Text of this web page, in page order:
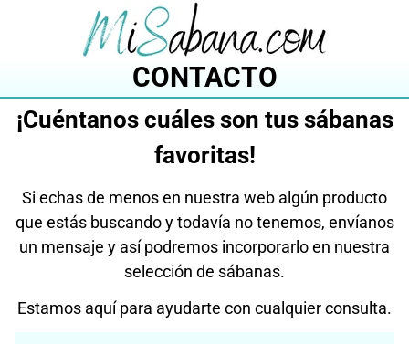
CONTACTO
¡Cuéntanos cuáles son tus sábanas
favoritas!
Si echas de menos en nuestra web algún producto
que estás buscando y todavía no tenemos, envíanos
un mensaje y así podremos incorporarlo en nuestra
selección de sábanas.
Estamos aquí para ayudarte con cualquier consulta.